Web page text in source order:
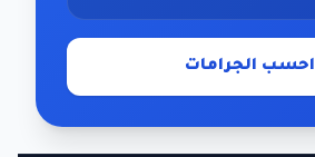
احسب الجرامات